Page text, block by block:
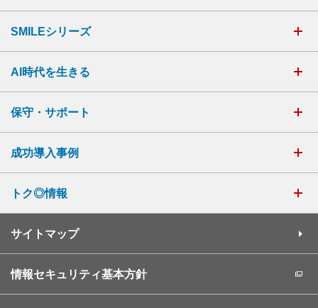
SMILEシリーズ
AI時代を生きる
保守・サポート
成功導入事例
トク◎情報
サイトマップ
情報セキュリティ基本方針